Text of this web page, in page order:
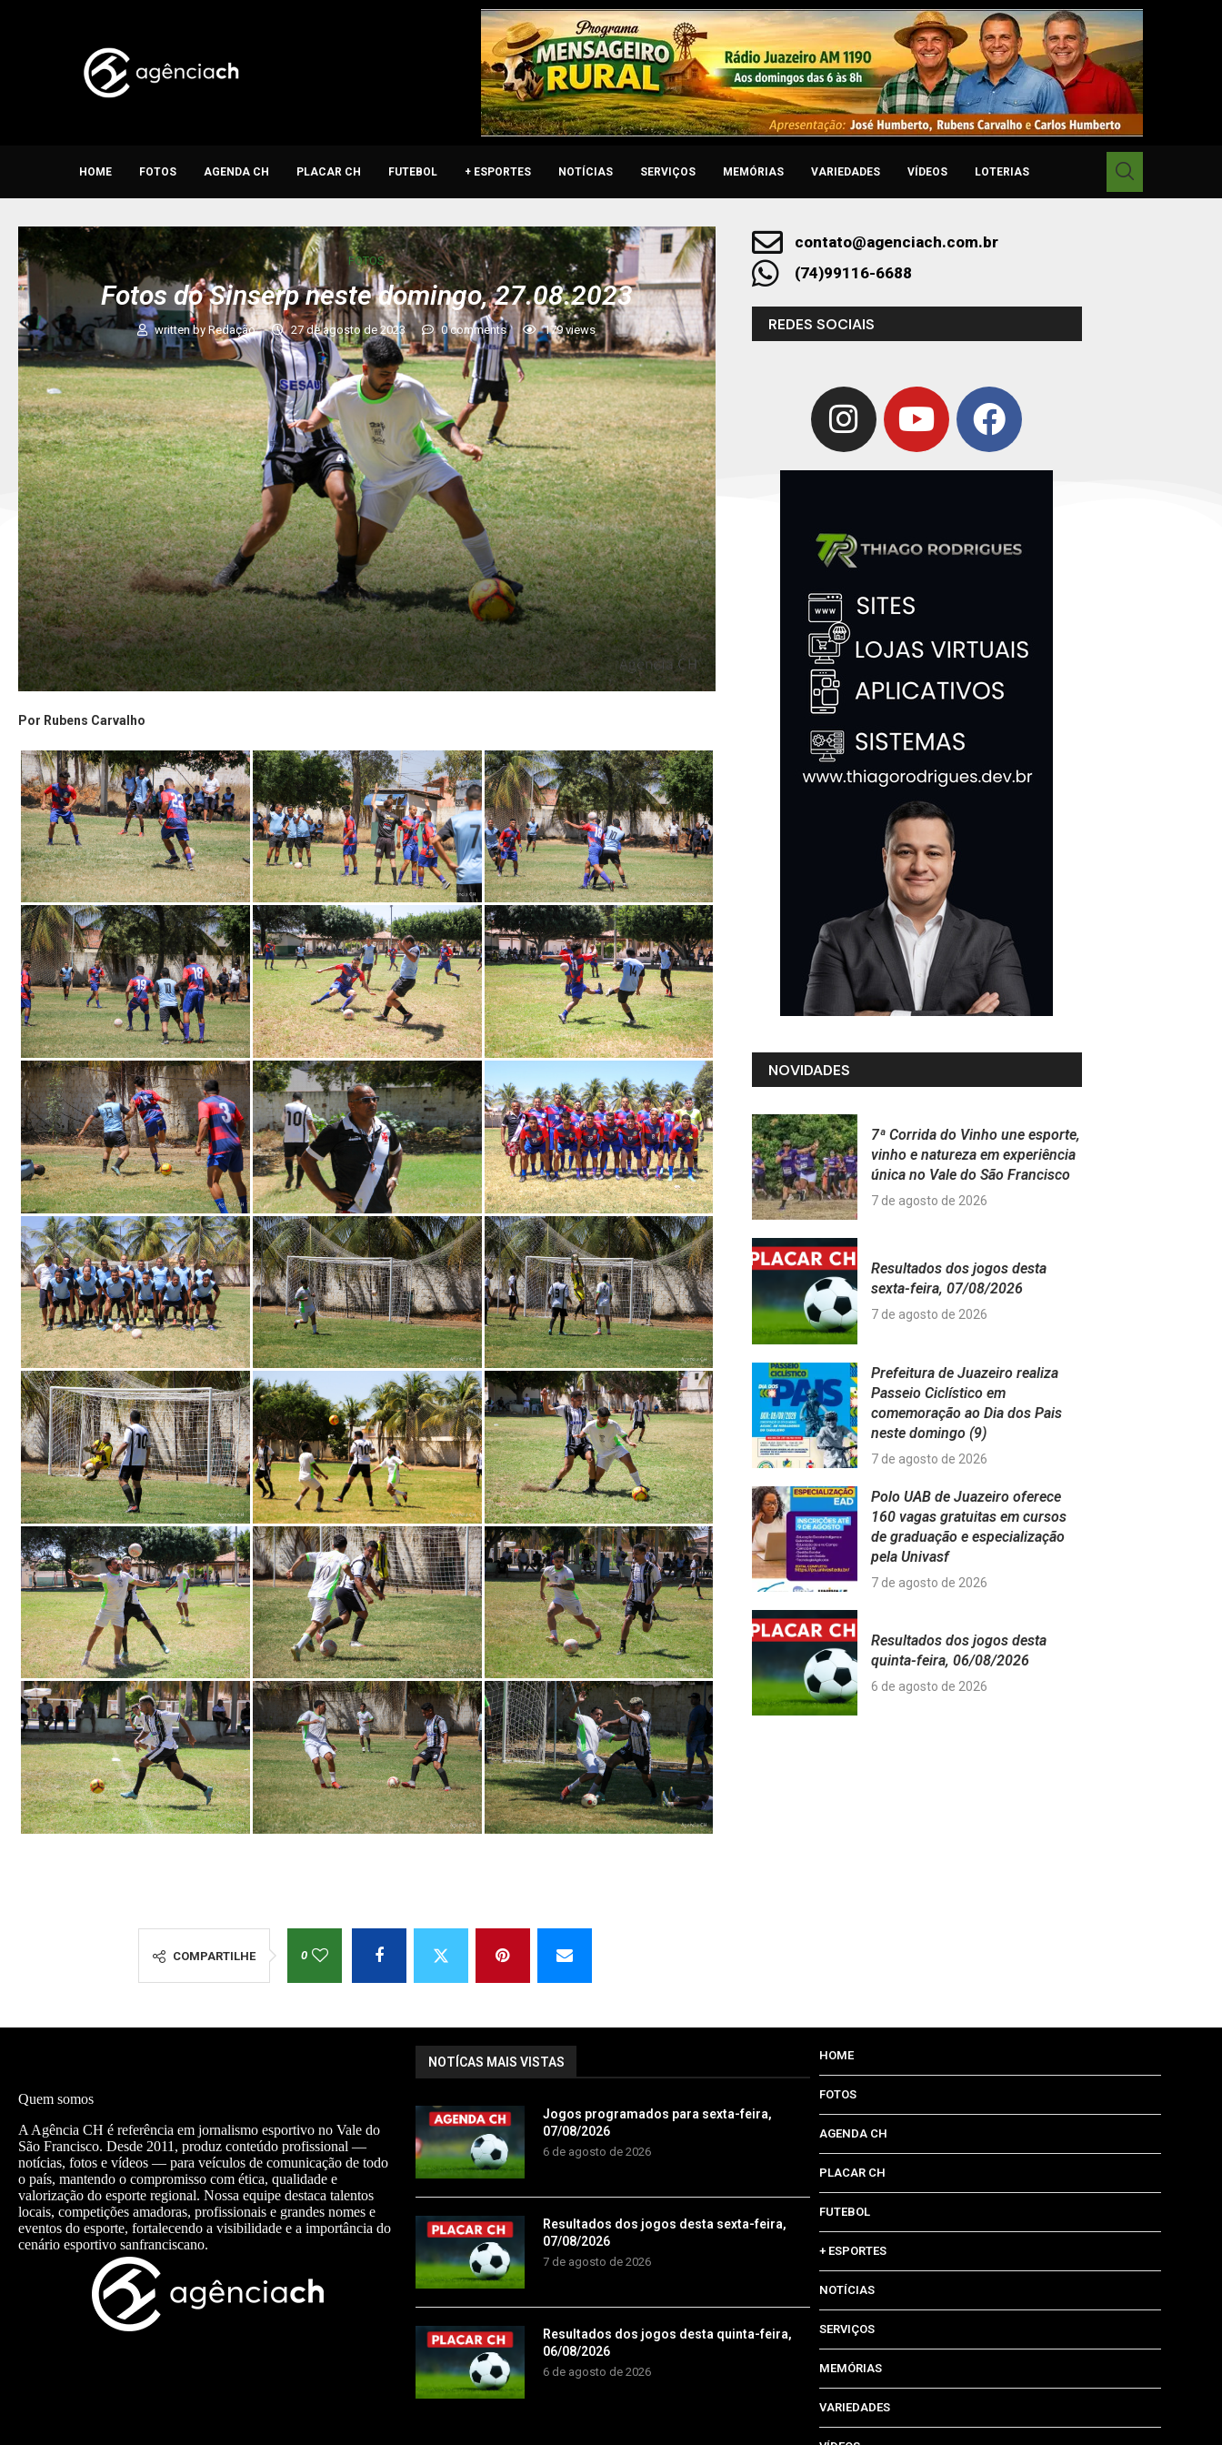
HOME FOTOS AGENDA CH PLACAR CH FUTEBOL + ESPORTES NOTÍCIAS SERVIÇOS MEMÓRIAS VARIEDADES VÍDEOS LOTERIAS
FOTOS
Fotos do Sinserp neste domingo, 27.08.2023
written byRedação 27 de agosto de 2023 0 comments 179views
Por Rubens Carvalho
COMPARTILHE 0
contato@agenciach.com.br
(74)99116-6688
REDES SOCIAIS
NOVIDADES
7ª Corrida do Vinho une esporte,
vinho e natureza em experiência
única no Vale do São Francisco
7 de agosto de 2026
Resultados dos jogos desta
sexta-feira, 07/08/2026
7 de agosto de 2026
Prefeitura de Juazeiro realiza
Passeio Ciclístico em
comemoração ao Dia dos Pais
neste domingo (9)
7 de agosto de 2026
Polo UAB de Juazeiro oferece
160 vagas gratuitas em cursos
de graduação e especialização
pela Univasf
7 de agosto de 2026
Resultados dos jogos desta
quinta-feira, 06/08/2026
6 de agosto de 2026
Quem somos
A Agência CH é referência em jornalismo esportivo no Vale do
São Francisco. Desde 2011, produz conteúdo profissional —
notícias, fotos e vídeos — para veículos de comunicação de todo
o país, mantendo o compromisso com ética, qualidade e
valorização do esporte regional. Nossa equipe destaca talentos
locais, competições amadoras, profissionais e grandes nomes e
eventos do esporte, fortalecendo a visibilidade e a importância do
cenário esportivo sanfranciscano.
NOTÍCAS MAIS VISTAS
Jogos programados para sexta-feira,
07/08/2026
6 de agosto de 2026
Resultados dos jogos desta sexta-feira,
07/08/2026
7 de agosto de 2026
Resultados dos jogos desta quinta-feira,
06/08/2026
6 de agosto de 2026
HOME
FOTOS
AGENDA CH
PLACAR CH
FUTEBOL
+ ESPORTES
NOTÍCIAS
SERVIÇOS
MEMÓRIAS
VARIEDADES